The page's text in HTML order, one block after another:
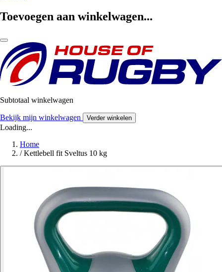
Toevoegen aan winkelwagen...
Subtotaal winkelwagen
Bekijk mijn winkelwagen Verder winkelen
Loading...
Home
/ Kettlebell fit Sveltus 10 kg